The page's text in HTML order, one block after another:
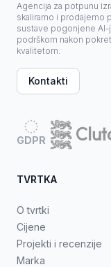
Agencija za potpunu
skaliramo i prodajemo
sustave pogonjene
podrškom nakon
kvalitetom.
Kontakti
GDPR
TVRTKA
O tvrtki
Cijene
Projekti i recenzije
Marka